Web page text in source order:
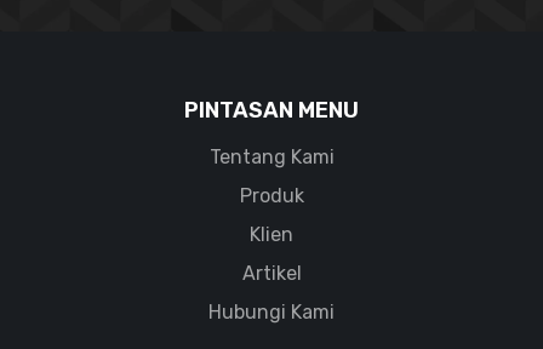
PINTASAN MENU
Tentang Kami
Produk
Klien
Artikel
Hubungi Kami